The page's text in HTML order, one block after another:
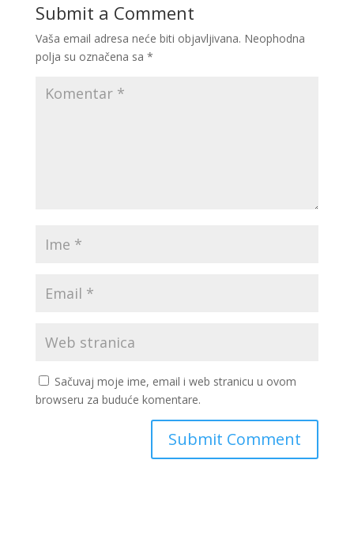
Submit a Comment
Vaša email adresa neće biti objavljivana. Neophodna
polja su označena sa *
Sačuvaj moje ime, email i web stranicu u ovom
browseru za buduće komentare.